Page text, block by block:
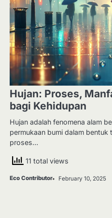
Hujan: Proses,
bagi Kehidupan
Hujan adalah fenomena alam
permukaan bumi dalam bentuk
proses…
11 total views
Eco Contributor February 10, 2025